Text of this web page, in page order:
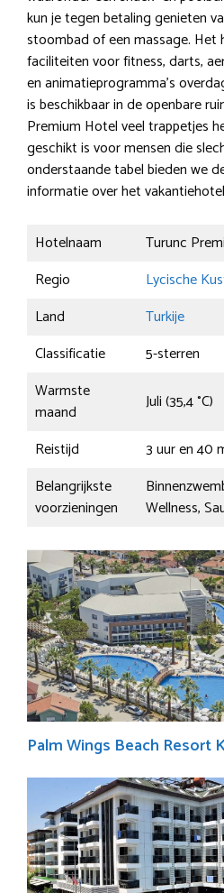
kun je tegen betaling genieten
stoombad of een massage. Het
faciliteiten voor fitness, darts,
en animatieprogramma’s
is beschikbaar in de openbare
Premium Hotel veel trappetjes
geschikt is voor mensen die
onderstaande tabel bieden we
informatie over het
Hotelnaam
Turunc
Regio
Lycische
Land
Turkije
Classificatie
5-sterren
Warmste
maand
Juli (35,4 °C)
Reistijd
3 uur en 40
Belangrijkste
voorzieningen
Wellness,
Palm Wings Beach Resort